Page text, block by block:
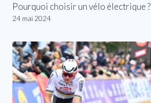
Pourquoi choisir un vélo électrique ?
24 mai 2024